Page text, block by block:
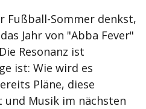
Fußball-Sommer denkst,
Jahr von "Abba Fever"
Resonanz ist
ist: Wie wird es
Pläne, diese
Musik im nächsten